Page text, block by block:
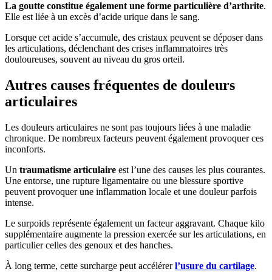
La goutte constitue également une forme particulière d’arthrite.
Elle est liée à un excès d’acide urique dans le sang.
Lorsque cet acide s’accumule, des cristaux peuvent se déposer dans
les articulations, déclenchant des crises inflammatoires très
douloureuses, souvent au niveau du gros orteil.
Autres causes fréquentes de douleurs
articulaires
Les douleurs articulaires ne sont pas toujours liées à une maladie
chronique. De nombreux facteurs peuvent également provoquer ces
inconforts.
Un traumatisme articulaire est l’une des causes les plus courantes.
Une entorse, une rupture ligamentaire ou une blessure sportive
peuvent provoquer une inflammation locale et une douleur parfois
intense.
Le surpoids représente également un facteur aggravant. Chaque kilo
supplémentaire augmente la pression exercée sur les articulations, en
particulier celles des genoux et des hanches.
À long terme, cette surcharge peut accélérer l’usure du cartilage.